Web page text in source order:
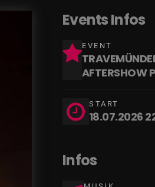
Events Infos
EVENT
AFTERSHOW
START
18.07.2026
Infos